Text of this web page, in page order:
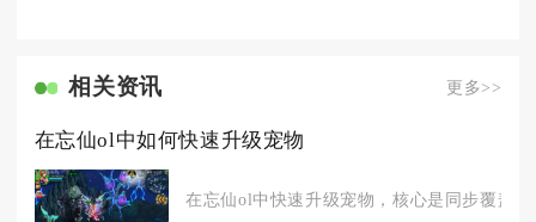
相关资讯 更多>>
在忘仙ol中如何快速升级宠物
在忘仙ol中快速升级宠物，核心是同步覆盖